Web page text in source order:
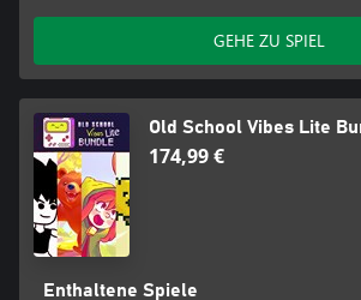
GEHE ZU SPIEL
Old School Vibes Lite
174,99 €
Enthaltene Spiele